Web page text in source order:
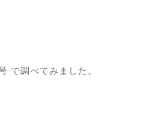
で調べてみました。